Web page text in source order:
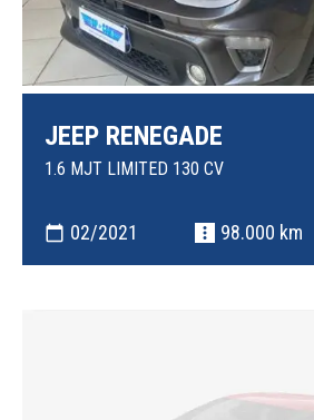
JEEP RENEGADE
1.6 MJT LIMITED 130 CV
calendar_today 02/2021 more_vert 98.000 km